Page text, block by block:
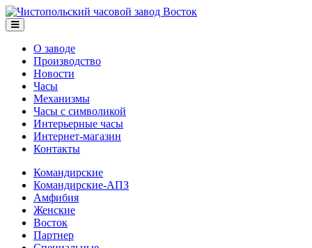
О заводе
Производство
Новости
Часы
Механизмы
Часы с символикой
Интерьерные часы
Интернет-магазин
Контакты
Командирские
Командирские-АПЗ
Амфибия
Женские
Восток
Партнер